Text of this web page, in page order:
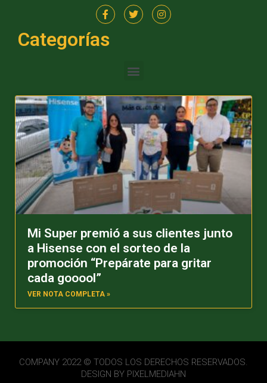
Categorías
Mi Super premió a sus clientes junto
a Hisense con el sorteo de la
promoción “Prepárate para gritar
cada gooool”
VER NOTA COMPLETA »
COMPANY 2022 © TODOS LOS DERECHOS RESERVADOS.
DESIGN BY PIXELMEDIAHN